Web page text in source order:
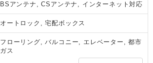
BSアンテナ, CSアンテナ, インターネット対応
オートロック, 宅配ボックス
フローリング, バルコニー, エレベーター, 都市
ガス